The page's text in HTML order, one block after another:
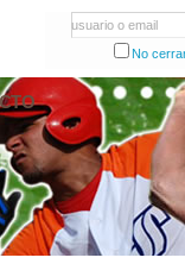
usuario o email
No